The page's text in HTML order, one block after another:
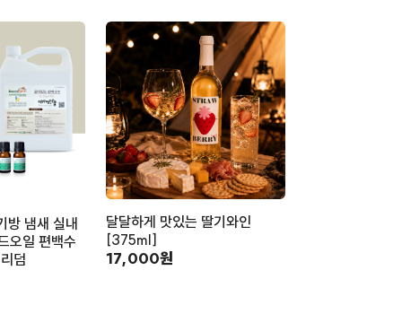
방 냄새 실내
오일 편백수
덤
달달하게 맛있는 딸기와인
[375ml]
17,000원